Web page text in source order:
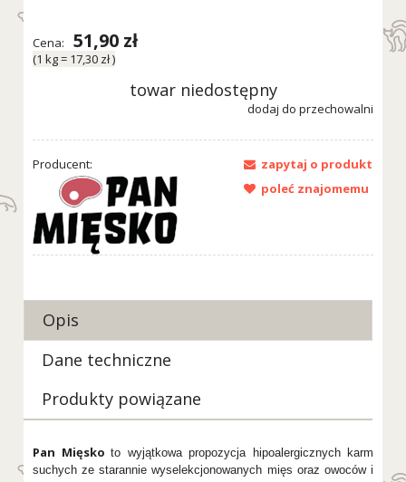
Cena: 51,90 zł
(1 kg= 17,30 zł)
towar niedostępny
dodaj do przechowalni
Producent:
zapytaj o produkt
poleć znajomemu
Opis
Dane techniczne
Produkty powiązane
Pan Mięsko to wyjątkowa propozycja hipoalergicznych karm
suchych ze starannie wyselekcjonowanych mięs oraz owoców i